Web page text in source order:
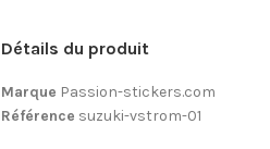
Détails du produit
Marque Passion-stickers.com
Référence suzuki-vstrom-01